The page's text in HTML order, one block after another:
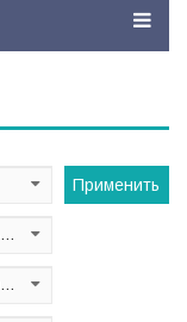
Количество используемых элементов питания
Применить